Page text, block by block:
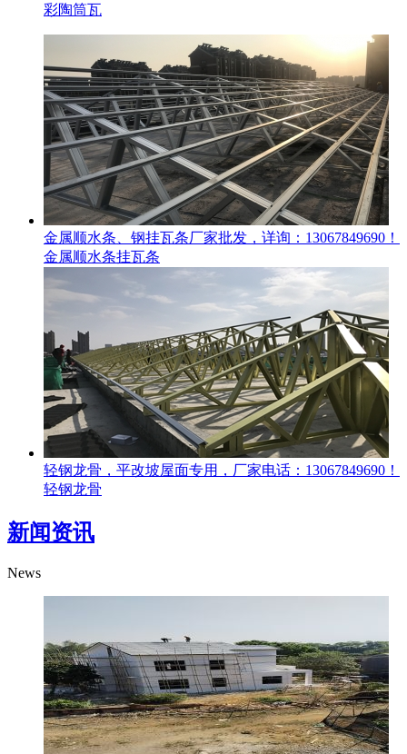
彩陶筒瓦
金属顺水条、钢挂瓦条厂家批发，详询：13067849690！
金属顺水条挂瓦条
轻钢龙骨，平改坡屋面专用，厂家电话：13067849690！
轻钢龙骨
新闻资讯
News